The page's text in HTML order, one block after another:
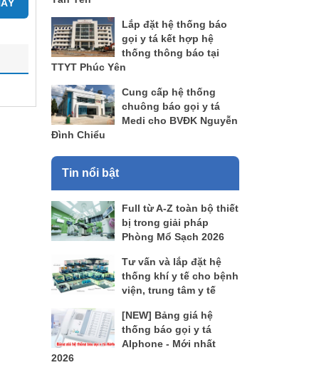
Lắp đặt hệ thống báo
gọi y tá kết hợp hệ
thống thông báo tại
TTYT Phúc Yên
Cung cấp hệ thống
chuông báo gọi y tá
Medi cho BVĐK Nguyễn
Đình Chiểu
Tin nổi bật
Full từ A-Z toàn bộ thiết
bị trong giải pháp
Phòng Mổ Sạch 2026
Tư vấn và lắp đặt hệ
thống khí y tế cho bệnh
viện, trung tâm y tế
[NEW] Bảng giá hệ
thống báo gọi y tá
AIphone - Mới nhất
2026